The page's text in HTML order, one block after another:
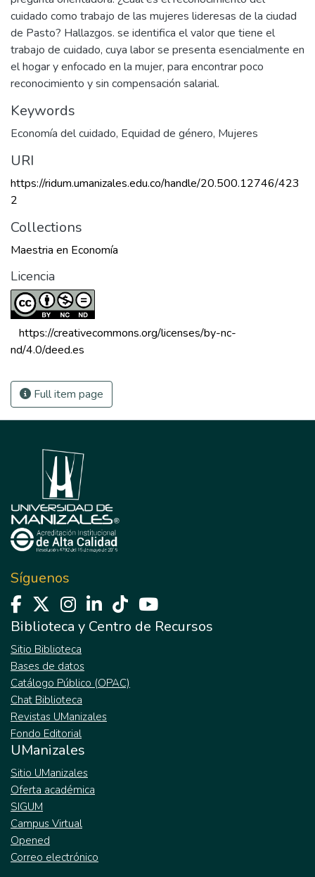
cuidado como trabajo de las mujeres lideresas de la ciudad
de Pasto? Hallazgos. se identifica el valor que tiene el
trabajo de cuidado, cuya labor se presenta esencialmente en
el hogar y enfocado en la mujer, para encontrar poco
reconocimiento y sin compensación salarial.
Keywords
Economía del cuidado, Equidad de género, Mujeres
URI
https://ridum.umanizales.edu.co/handle/20.500.12746/423
2
Collections
Maestria en Economía
Licencia
https://creativecommons.org/licenses/by-nc-
nd/4.0/deed.es
Full item page
Síguenos
Biblioteca y Centro de Recursos
Sitio Biblioteca
Bases de datos
Catálogo Público (OPAC)
Chat Biblioteca
Revistas UManizales
Fondo Editorial
UManizales
Sitio UManizales
Oferta académica
SIGUM
Campus Virtual
Opened
Correo electrónico